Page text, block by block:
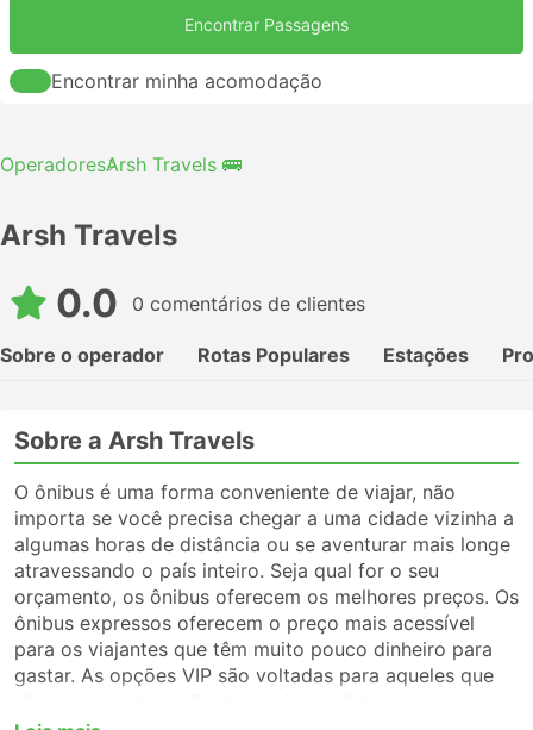
Encontrar Passagens
Encontrar minha acomodação
OperadoresArsh Travels 🚌
Arsh Travels
0.0 0 comentários de clientes
Sobre o operador Rotas Populares Estações
Sobre a Arsh Travels
O ônibus é uma forma conveniente de viajar, não
importa se você precisa chegar a uma cidade vizinha a
algumas horas de distância ou se aventurar mais longe
atravessando o país inteiro. Seja qual for o seu
orçamento, os ônibus oferecem os melhores preços. Os
ônibus expressos oferecem o preço mais acessível
para os viajantes que têm muito pouco dinheiro para
gastar. As opções VIP são voltadas para aqueles que